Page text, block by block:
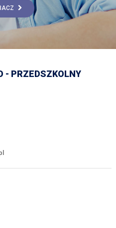
- PRZEDSZKOLNY